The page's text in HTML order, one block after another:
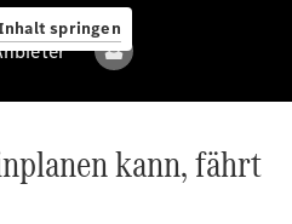
springen
kann, fährt